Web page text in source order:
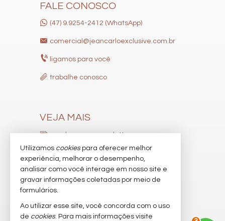
FALE CONOSCO
(47) 9.9254-2412 (WhatsApp)
comercial@jeancarloexclusive.com.br
ligamos para você
trabalhe conosco
VEJA MAIS
receba nosso newsletter
indicadores financeiros
cadastre seu imóvel
imóveis favoritos
mapa de imóveis
Utilizamos cookiespara oferecer melhor
experiência, melhorar o desempenho,
analisar como você interage em nosso site e
gravar informações coletadas por meio de
formulários.
Ao utilizar esse site, você concorda com o uso
de cookies. Para mais informações visite